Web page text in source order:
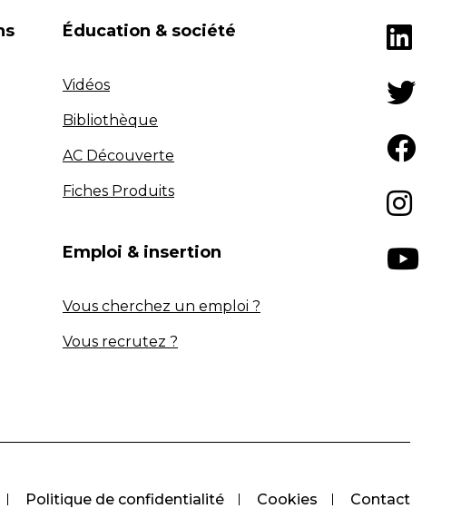
Éducation & société
Vidéos
Bibliothèque
AC Découverte
Fiches Produits
Emploi & insertion
Vous cherchez un emploi ?
Vous recrutez ?
Politique de confidentialité Cookies Contact